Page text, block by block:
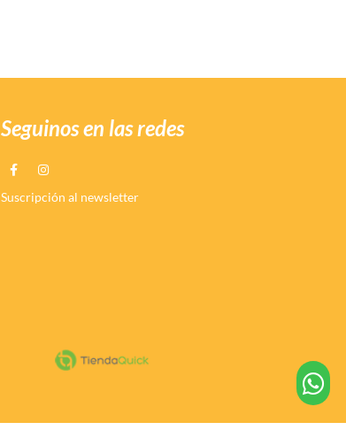
Seguinos en las redes
Suscripción al newsletter